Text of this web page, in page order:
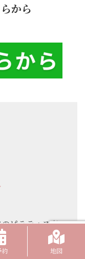
から
ピラティス専
]は理学療法
約 地図